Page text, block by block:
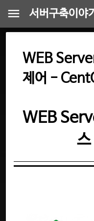
서버구축이야
WEB
제어 -
WEB